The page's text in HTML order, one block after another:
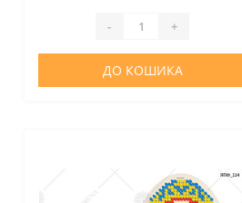
необхідної кількості, інструкції та
- +
ДО КОШИКА